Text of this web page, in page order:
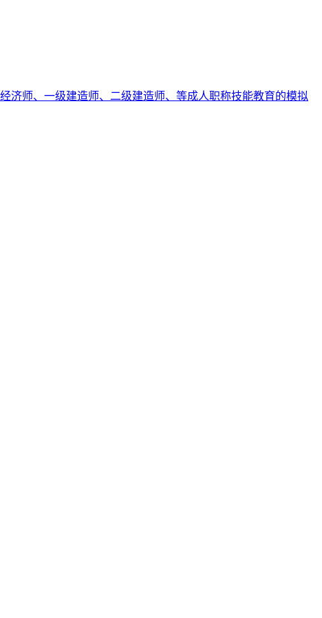
济师、一级建造师、二级建造师、等成人职称技能教育的模拟